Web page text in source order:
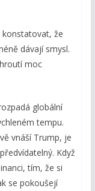
konstatovat, že
dávají smysl.
moc
globální
tempu.
vnáší Trump, je
Když
tím, že si
se pokoušejí